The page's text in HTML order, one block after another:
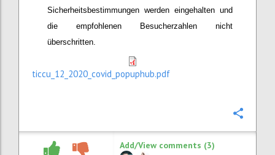
Sicherheitsbestimmungen werden eingehalten und
die empfohlenen Besucherzahlen nicht
überschritten.
ticcu_12_2020_covid_popuphub.pdf
Add/View comments (3)